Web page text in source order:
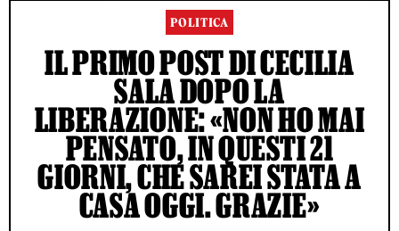
POLITICA
IL PRIMO POST DI CECILIA
SALA DOPO LA
LIBERAZIONE: «NON HO MAI
PENSATO, IN QUESTI 21
GIORNI, CHE SAREI STATA A
CASA OGGI. GRAZIE»